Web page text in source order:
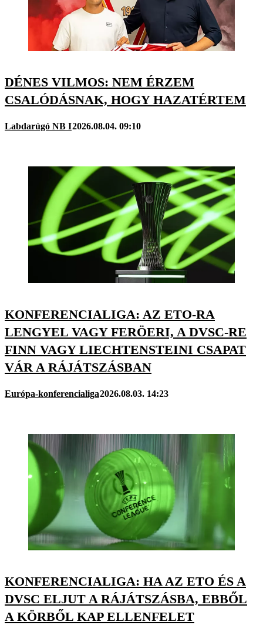
DÉNES VILMOS: NEM ÉRZEM
CSALÓDÁSNAK, HOGY HAZATÉRTEM
Labdarúgó NB I2026.08.04. 09:10
KONFERENCIALIGA: AZ ETO-RA
LENGYEL VAGY FERÖERI, A DVSC-RE
FINN VAGY LIECHTENSTEINI CSAPAT
VÁR A RÁJÁTSZÁSBAN
Európa-konferencialiga2026.08.03. 14:23
KONFERENCIALIGA: HA AZ ETO ÉS A
DVSC ELJUT A RÁJÁTSZÁSBA, EBBŐL
A KÖRBŐL KAP ELLENFELET